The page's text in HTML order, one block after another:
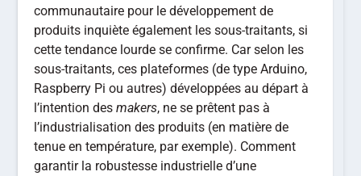
communautaire pour le développement de
produits inquiète également les sous-traitants, si
cette tendance lourde se confirme. Car selon les
sous-traitants, ces plateformes (de type Arduino,
Raspberry Pi ou autres) développées au départ à
l’intention desmakers, ne se prêtent pas à
l’industrialisation des produits (en matière de
tenue en température, par exemple). Comment
garantir la robustesse industrielle d’une